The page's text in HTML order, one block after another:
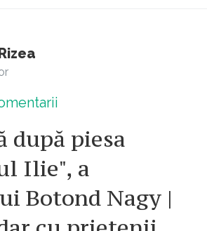
după piesa
Ilie", a
Botond Nagy |